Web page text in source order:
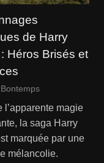
de Harry
Héros Brisés et
l’apparente magie
la saga Harry
marquée par une
mélancolie.